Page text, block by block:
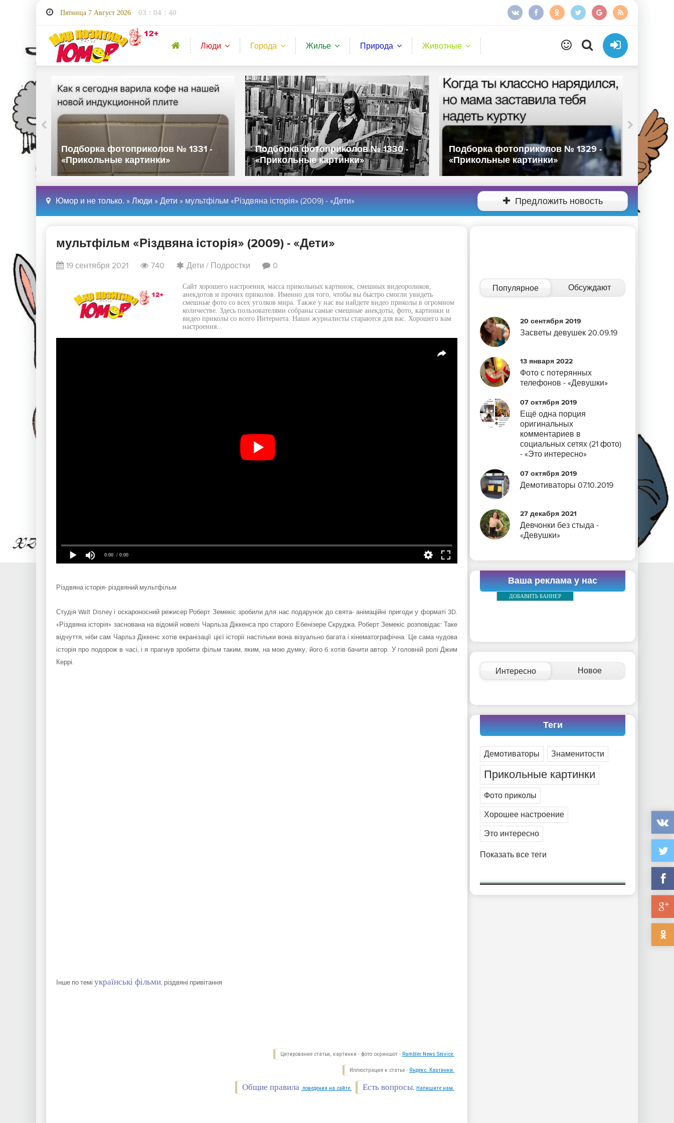
Пятница 7 Август 2026 03 : 04 : 41
Люди Города Жилье Природа Животные
Подборка фотоприколов № 1331 -
«Прикольные картинки»
Подборка фотоприколов № 1330 -
«Прикольные картинки»
Подборка фотоприколов № 1329 -
«Прикольные картинки»
Юмор и не только. » Люди » Дети » мультфільм «Різдвяна історія» (2009) - «Дети» Предложить новость
мультфільм «Різдвяна історія» (2009) - «Дети»
19 сентября 2021 740 Дети / Подростки 0
Сайт хорошего настроения, масса прикольных картинок, смешных видеороликов,
анекдотов и прочих приколов. Именно для того, чтобы вы быстро смогли увидеть
смешные фото со всех уголков мира. Также у нас вы найдете видео приколы в огромном
количестве. Здесь пользователями собраны самые смешные анекдоты, фото, картинки и
видео приколы со всего Интернета. Наши журналисты стараются для вас. Хорошего вам
настроения...
0:00 / 0:00
Різдвяна історія- різдвяний мультфільм
Студія Walt Disney і оскароносний режисер Роберт Земекіс зробили для нас подарунок до свята- анімаційні пригоди у форматі 3D.
«Різдвяна історія» заснована на відомій новелі Чарльза Діккенса про старого Ебенізере Скруджа. Роберт Земекіс розповідає: Таке
відчуття, ніби сам Чарльз Діккенс хотів екранізації цієї історії настільки вона візуально багата і кінематографічна. Це сама чудова
історія про подорож в часі, і я прагнув зробити фільм таким, яким, на мою думку, його б хотів бачити автор. У головній ролі Джим
Керрі.
Інше по темі українські фільми, різдвяні привітання
Цитирование статьи, картинки - фото скриншот - Rambler News Service.
Иллюстрация к статье - Яндекс. Картинки.
Есть вопросы. Напишите нам.
Общие правила поведения на сайте.
Популярное Обсуждают
20 сентября 2019
Засветы девушек 20.09.19
13 января 2022
Фото с потерянных
телефонов - «Девушки»
07 октября 2019
Ещё одна порция
оригинальных
комментариев в
социальных сетях (21 фото)
- «Это интересно»
07 октября 2019
Демотиваторы 07.10.2019
27 декабря 2021
Девчонки без стыда -
«Девушки»
Ваша реклама у нас
ДОБАВИТЬ БАННЕР
Интересно Новое
Теги
Демотиваторы Знаменитости
Прикольные картинки
Фото приколы
Хорошее настроение
Это интересно
Показать все теги